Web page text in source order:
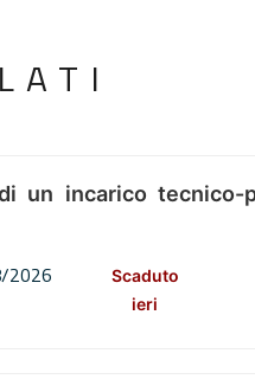
un incarico tecnico-
2026
Scaduto
ieri